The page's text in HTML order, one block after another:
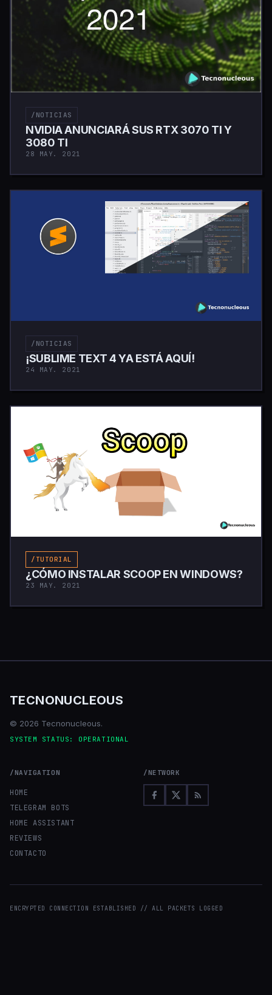
/NOTICIAS
NVIDIA ANUNCIARÁ SUS RTX 3070 TI Y
3080 TI
28 MAY. 2021
/NOTICIAS
¡SUBLIME TEXT 4 YA ESTÁ AQUÍ!
24 MAY. 2021
/TUTORIAL
¿CÓMO INSTALAR SCOOP EN WINDOWS?
23 MAY. 2021
TECNONUCLEOUS
© 2026 Tecnonucleous.
SYSTEM STATUS: OPERATIONAL
/NAVIGATION
HOME
TELEGRAM BOTS
HOME ASSISTANT
REVIEWS
CONTACTO
/NETWORK
ENCRYPTED CONNECTION ESTABLISHED // ALL PACKETS LOGGED